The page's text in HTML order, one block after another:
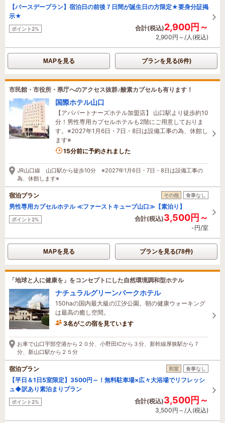
【バースデープラン】宿泊日の前後７日間が誕生日の方限定★要身分証掲
示★
ポイント2% 合計(税込)2,900円～
2,900円～/人(税込)
MAPを見る プランを見る(6件)
市民館・市役所・県庁へのアクセス抜群♪酸素カプセルも有ります！
国際ホテル山口
【アパパートナーズホテル加盟店】 山口駅より徒歩約10
分！男性専用カプセルホテルも2階にご用意しておりま
す。※2027年1月6日・7日・8日は設備工事の為、休館し
ます※
15分前に予約されました
JR山口線 山口駅から徒歩10分 ※2027年1月6日・7日・8日は設備工事の
為、休館します※
宿泊プラン その他 食事なし
男性専用カプセルホテル ≪ファーストキューブ山口≫【素泊り】
ポイント2% 合計(税込)3,500円～
-円/室
MAPを見る プランを見る(78件)
「地球と人に健康を」をコンセプトにした自然環境調和型ホテル
ナチュラルグリーンパークホテル
150haの国内最大級の江汐公園。朝の健康ウォーキング
は最高の癒し空間。
3名がこの宿を見ています
お車で山口宇部空港から２０分、小野田ICから３分、新幹線厚狭駅から７
分、新山口駅から２５分
宿泊プラン 和室 食事なし
【平日＆1日5室限定】3500円～！無料駐車場×広々大浴場でリフレッシ
ュ◆訳あり素泊まりプラン
ポイント2% 合計(税込)3,500円～
3,500円～/人(税込)